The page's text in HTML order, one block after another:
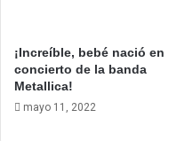
¡Increíble, bebé nació en
concierto de la banda
Metallica!
mayo 11, 2022